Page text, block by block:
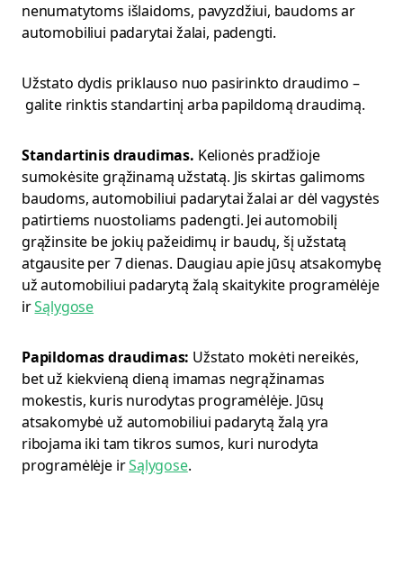
nenumatytoms išlaidoms, pavyzdžiui, baudoms ar
automobiliui padarytai žalai, padengti.
Užstato dydis priklauso nuo pasirinkto draudimo –
galite rinktis standartinį arba papildomą draudimą.
Standartinis draudimas. Kelionės pradžioje
sumokėsite grąžinamą užstatą. Jis skirtas galimoms
baudoms, automobiliui padarytai žalai ar dėl vagystės
patirtiems nuostoliams padengti. Jei automobilį
grąžinsite be jokių pažeidimų ir baudų, šį užstatą
atgausite per 7 dienas. Daugiau apie jūsų atsakomybę
už automobiliui padarytą žalą skaitykite programėlėje
irSąlygose
Papildomas draudimas: Užstato mokėti nereikės,
bet už kiekvieną dieną imamas negrąžinamas
mokestis, kuris nurodytas programėlėje. Jūsų
atsakomybė už automobiliui padarytą žalą yra
ribojama iki tam tikros sumos, kuri nurodyta
programėlėje irSąlygose.